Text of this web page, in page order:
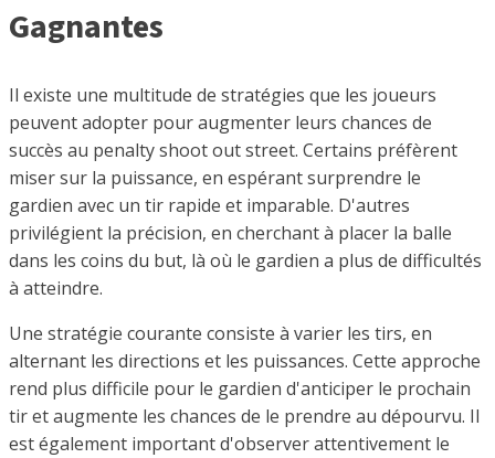
Gagnantes
Il existe une multitude de stratégies que les joueurs
peuvent adopter pour augmenter leurs chances de
succès au penalty shoot out street. Certains préfèrent
miser sur la puissance, en espérant surprendre le
gardien avec un tir rapide et imparable. D'autres
privilégient la précision, en cherchant à placer la balle
dans les coins du but, là où le gardien a plus de difficultés
à atteindre.
Une stratégie courante consiste à varier les tirs, en
alternant les directions et les puissances. Cette approche
rend plus difficile pour le gardien d'anticiper le prochain
tir et augmente les chances de le prendre au dépourvu. Il
est également important d'observer attentivement le